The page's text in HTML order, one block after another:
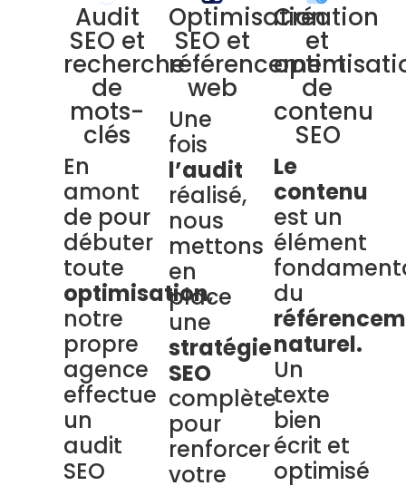
Audit
SEO et
recherche
de
mots-
clés
En
amont
de pour
débuter
toute
optimisation,
notre
propre
agence
effectue
un
audit
SEO
Optimisation
SEO et
référencement
web
Une
fois
l’audit
réalisé,
nous
mettons
en
place
une
stratégie
SEO
complète
pour
renforcer
votre
Création
et
de
contenu
SEO
Le
contenu
est un
élément
du
naturel.
Un
texte
bien
écrit et
optimisé